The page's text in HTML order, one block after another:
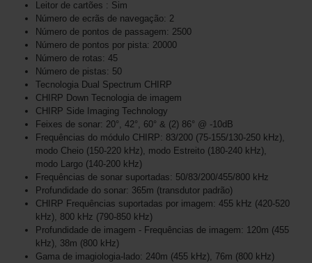
Leitor de cartões : Sim
Número de ecrãs de navegação: 2
Número de pontos de passagem: 2500
Número de pontos por pista: 20000
Número de rotas: 45
Número de pistas: 50
Tecnologia Dual Spectrum CHIRP
CHIRP Down Tecnologia de imagem
CHIRP Side Imaging Technology
Feixes de sonar: 20°, 42°, 60° & (2) 86° @ -10dB
Frequências do módulo CHIRP: 83/200 (75-155/130-250 kHz),
modo Cheio (150-220 kHz), modo Estreito (180-240 kHz),
modo Largo (140-200 kHz)
Frequências de sonar suportadas: 50/83/200/455/800 kHz
Profundidade do sonar: 365m (transdutor padrão)
CHIRP Frequências suportadas por imagem: 455 kHz (420-520
kHz), 800 kHz (790-850 kHz)
Profundidade de imagem - Frequências de imagem: 120m (455
kHz), 38m (800 kHz)
Gama de imagiologia-lado: 240m (455 kHz), 76m (800 kHz)